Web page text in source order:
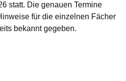
statt. Die genauen Termine
für die einzelnen Fächer
bekannt gegeben.